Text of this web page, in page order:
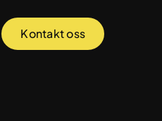
Kontakt oss